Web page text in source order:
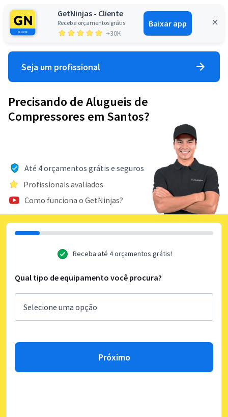
GetNinjas - Cliente
Receba orçamentos grátis
+30K
Baixar app
Entrar
Seja um profissional
Precisando de Alugueis de
Compressores em Santos?
Até 4 orçamentos grátis e seguros
Profissionais avaliados
Como funciona o GetNinjas?
Receba até 4 orçamentos grátis!
Qual tipo de equipamento você procura?
Próximo